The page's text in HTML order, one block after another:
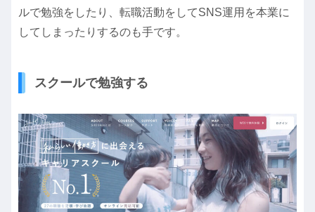
ルで勉強をしたり、転職活動をしてSNS運用を本業に
してしまったりするのも手です。
スクールで勉強する